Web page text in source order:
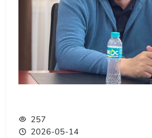
257
2026-05-14